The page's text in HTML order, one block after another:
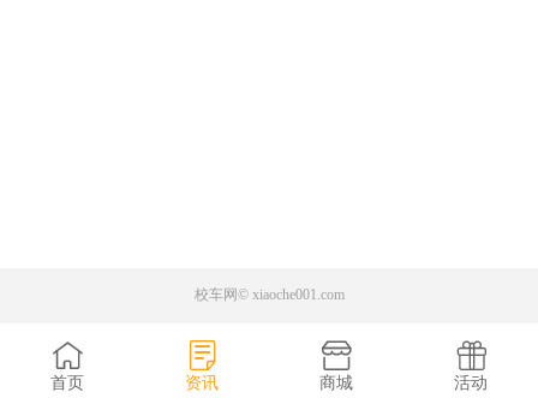
校车网© xiaoche001.com

首页

资讯

商城

活动